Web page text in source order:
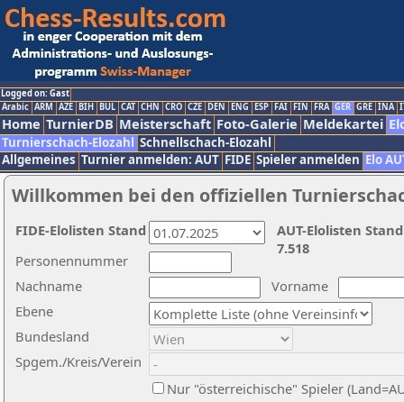
Logged on: Gast
Arabic ARM AZE BIH BUL CAT CHN CRO CZE DEN ENG ESP FAI FIN FRA GER GRE INA
Home TurnierDB Meisterschaft Foto-Galerie Meldekartei
Turnierschach-Elozahl Schnellschach-Elozahl
Allgemeines Turnier anmelden: AUT FIDE Spieler anmelden Elo
Willkommen bei den offiziellen
Nachname
Vorname
Ebene
Personennummer
Bundesland
Spgem./Kreis/Verein
Nur "österreichische" Spieler
AUT-Elolisten
7.518
FIDE-Elolisten Stand